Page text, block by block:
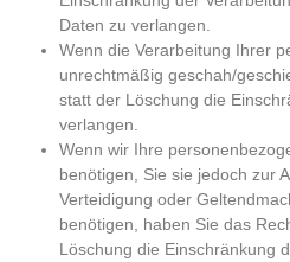
Daten zu verlangen.
Wenn die Verarbeitung Ihrer
unrechtmäßig geschah/
statt der Löschung die
verlangen.
Wenn wir Ihre
benötigen, Sie sie jedoch zur
Verteidigung oder
benötigen, haben Sie das
Löschung die Einschränkung